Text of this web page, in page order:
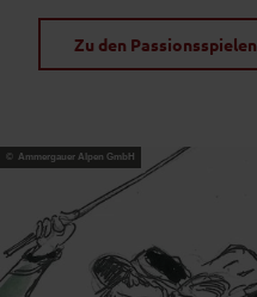
Zu den Passionsspielen
© Ammergauer Alpen GmbH